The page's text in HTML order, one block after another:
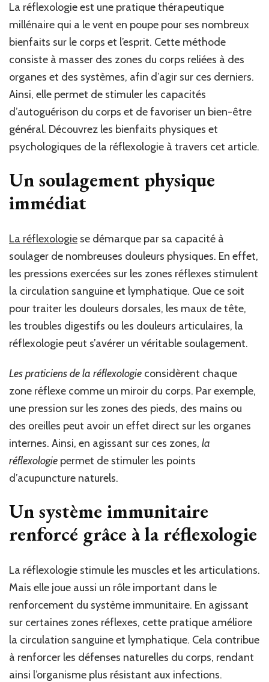
La réflexologie est une pratique thérapeutique
millénaire qui a le vent en poupe pour ses nombreux
bienfaits sur le corps et l’esprit. Cette méthode
consiste à masser des zones du corps reliées à des
organes et des systèmes, afin d’agir sur ces derniers.
Ainsi, elle permet de stimuler les capacités
d’autoguérison du corps et de favoriser un bien-être
général. Découvrez les bienfaits physiques et
psychologiques de la réflexologie à travers cet article.
Un soulagement physique
immédiat
La réflexologie se démarque par sa capacité à
soulager de nombreuses douleurs physiques. En effet,
les pressions exercées sur les zones réflexes stimulent
la circulation sanguine et lymphatique. Que ce soit
pour traiter les douleurs dorsales, les maux de tête,
les troubles digestifs ou les douleurs articulaires, la
réflexologie peut s’avérer un véritable soulagement.
Les praticiens de la réflexologie considèrent chaque
zone réflexe comme un miroir du corps. Par exemple,
une pression sur les zones des pieds, des mains ou
des oreilles peut avoir un effet direct sur les organes
internes. Ainsi, en agissant sur ces zones, la
réflexologie permet de stimuler les points
d’acupuncture naturels.
Un système immunitaire
renforcé grâce à la réflexologie
La réflexologie stimule les muscles et les articulations.
Mais elle joue aussi un rôle important dans le
renforcement du système immunitaire. En agissant
sur certaines zones réflexes, cette pratique améliore
la circulation sanguine et lymphatique. Cela contribue
à renforcer les défenses naturelles du corps, rendant
ainsi l’organisme plus résistant aux infections.